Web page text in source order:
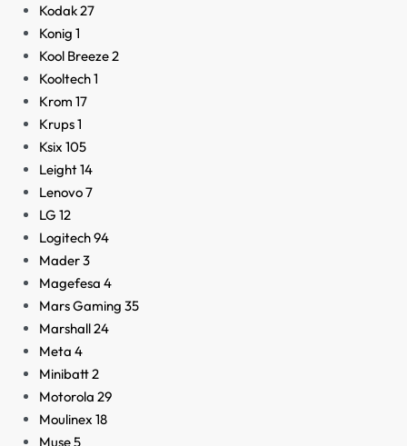
Kodak27
Konig 1
Kool Breeze2
Kooltech1
Krom 17
Krups1
Ksix 105
Leight14
Lenovo7
LG 12
Logitech94
Mader3
Magefesa 4
Mars Gaming 35
Marshall24
Meta 4
Minibatt2
Motorola 29
Moulinex 18
Muse5